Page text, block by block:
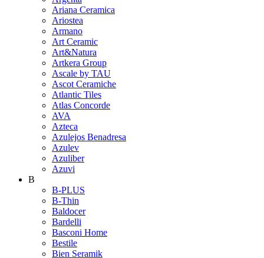
Ariana Ceramica
Ariostea
Armano
Art Ceramic
Art&Natura
Artkera Group
Ascale by TAU
Ascot Ceramiche
Atlantic Tiles
Atlas Concorde
AVA
Azteca
Azulejos Benadresa
Azulev
Azuliber
Azuvi
B
B-PLUS
B-Thin
Baldocer
Bardelli
Basconi Home
Bestile
Bien Seramik